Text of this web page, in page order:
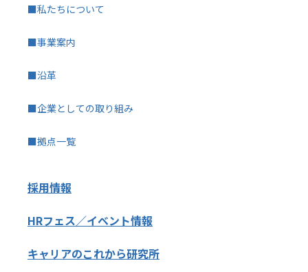
■私たちについて
■事業案内
■沿革
■企業としての取り組み
■拠点一覧
採用情報
HRフェス／イベント情報
キャリアのこれから研究所